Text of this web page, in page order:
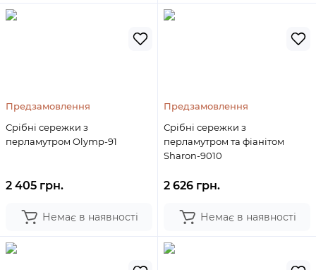
Предзамовлення
Срібні сережки з
перламутром Olymp-91
2 405 грн.
Немає в наявності
Предзамовлення
Срібні сережки з
перламутром та фіанітом
Sharon-9010
2 626 грн.
Немає в наявності